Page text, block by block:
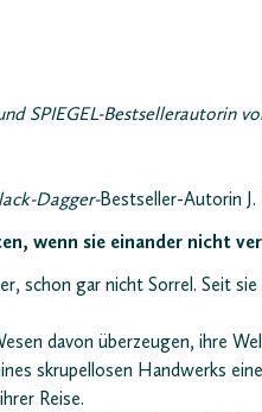
SPIEGEL-Bestsellerautorin
Dagger-Bestseller-Autorin J.
wenn sie einander nicht
schon gar nicht Sorrel. Seit
davon überzeugen, ihre
skrupellosen Handwerks
Reise.